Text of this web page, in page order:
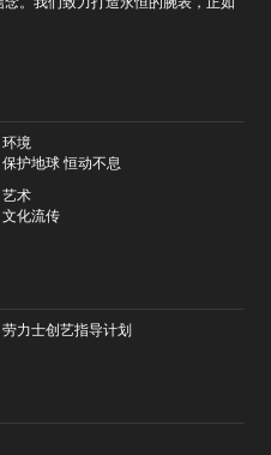
环境
保护地球 恒动不息
艺术
文化流传
劳力士创艺指导计划